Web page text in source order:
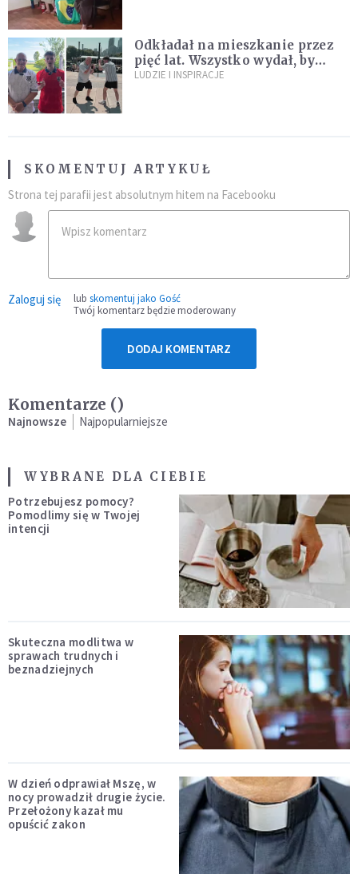
Odkładał na mieszkanie przez
pięć lat. Wszystko wydał, by
spełnić marzenie 80-letniego
LUDZIE I INSPIRACJE
SKOMENTUJ ARTYKUŁ
Strona tej parafii jest absolutnym hitem na Facebooku
Zaloguj się lub skomentuj jako Gość
Twój komentarz będzie moderowany
DODAJ KOMENTARZ
Komentarze ()
Najnowsze Najpopularniejsze
WYBRANE DLA CIEBIE
Potrzebujesz pomocy?
Pomodlimy się w Twojej
intencji
Skuteczna modlitwa w
sprawach trudnych i
beznadziejnych
W dzień odprawiał Mszę, w
nocy prowadził drugie życie.
Przełożony kazał mu
opuścić zakon